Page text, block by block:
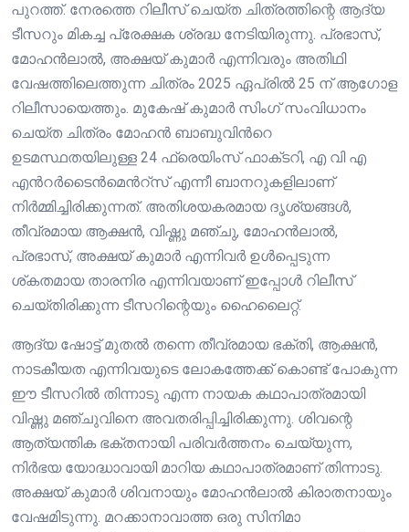
പുറത്ത്. നേരത്തെ റിലീസ് ചെയ്ത ചിത്രത്തിന്റെ ആദ്യ
ടീസറും മികച്ച പ്രേക്ഷക ശ്രദ്ധ നേടിയിരുന്നു. പ്രഭാസ്,
മോഹൻലാൽ, അക്ഷയ് കുമാർ എന്നിവരും അതിഥി
വേഷത്തിലെത്തുന്ന ചിത്രം 2025 ഏപ്രിൽ 25 ന് ആഗോള
റിലീസായെത്തും. മുകേഷ് കുമാർ സിംഗ് സംവിധാനം
ചെയ്ത ചിത്രം മോഹന്‍ ബാബുവിന്‍റെ
ഉടമസ്ഥതയിലുള്ള 24 ഫ്രെയിംസ് ഫാക്‌ടറി, എ വി എ
എന്‍റര്‍ടൈന്‍മെന്‍റ്സ് എന്നീ ബാനറുകളിലാണ്
നിർമ്മിച്ചിരിക്കുന്നത്. അതിശയകരമായ ദൃശ്യങ്ങൾ,
തീവ്രമായ ആക്ഷൻ, വിഷ്ണു മഞ്ചു, മോഹൻലാൽ,
പ്രഭാസ്, അക്ഷയ് കുമാർ എന്നിവർ ഉൾപ്പെടുന്ന
ശ്കതമായ താരനിര എന്നിവയാണ് ഇപ്പോൾ റിലീസ്
ചെയ്തിരിക്കുന്ന ടീസറിന്റെയും ഹൈലൈറ്റ്.
ആദ്യ ഷോട്ട് മുതൽ തന്നെ തീവ്രമായ ഭക്തി, ആക്ഷൻ,
നാടകീയത എന്നിവയുടെ ലോകത്തേക്ക് കൊണ്ട് പോകുന്ന
ഈ ടീസറിൽ തിന്നാടു എന്ന നായക കഥാപാത്രമായി
വിഷ്ണു മഞ്ചുവിനെ അവതരിപ്പിച്ചിരിക്കുന്നു. ശിവന്റെ
ആത്യന്തിക ഭക്തനായി പരിവർത്തനം ചെയ്യുന്ന,
നിർഭയ യോദ്ധാവായി മാറിയ കഥാപാത്രമാണ് തിന്നാടു.
അക്ഷയ് കുമാർ ശിവനായും മോഹൻലാൽ കിരാതനായും
വേഷമിടുന്നു. മറക്കാനാവാത്ത ഒരു സിനിമാ